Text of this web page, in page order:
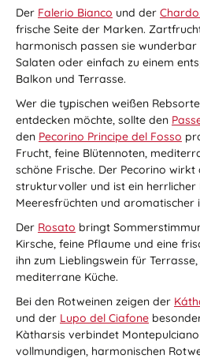
Der Falerio Bianco und der
frische Seite der Marken.
harmonisch passen sie wunderbar
Salaten oder einfach zu einem
Balkon und Terrasse.
Wer die typischen weißen
entdecken möchte, sollte den
den Pecorino Principe del Fosso
Frucht, feine Blütennoten,
schöne Frische. Der Pecorino
strukturvoller und ist ein herrlicher
Meeresfrüchten und aromatischer
Der Rosato bringt
Kirsche, feine Pflaume und eine
ihn zum Lieblingswein für
mediterrane Küche.
Bei den Rotweinen zeigen der
und der Lupo del Ciafone
Kàtharsis verbindet
vollmundigen, harmonischen